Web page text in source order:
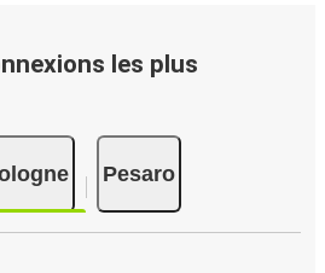
choisir entre différents
: carte bancaire, PayPal,
Pay. Vous pouvez également
un point de vente ou lorsque vous
les plus
Pesaro